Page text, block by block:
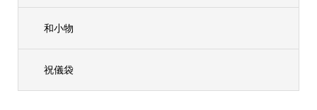
和小物
祝儀袋